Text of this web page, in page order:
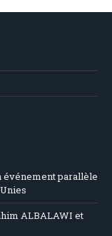
événement parallèle
ALBALAWI et